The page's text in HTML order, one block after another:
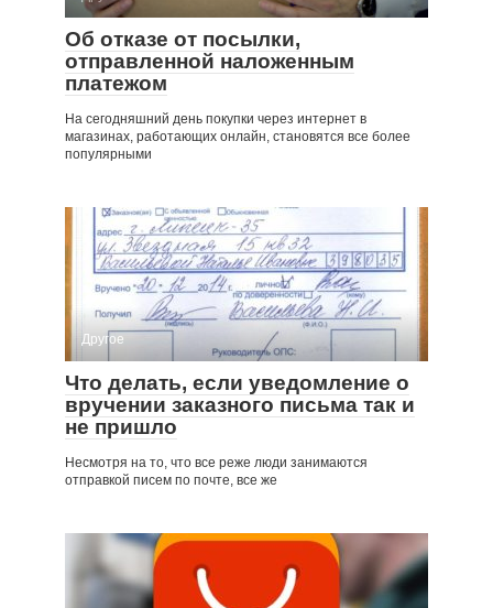
Об отказе от посылки,
отправленной наложенным
платежом
На сегодняшний день покупки через интернет в
магазинах, работающих онлайн, становятся все более
популярными
Другое
Что делать, если уведомление о
вручении заказного письма так и
не пришло
Несмотря на то, что все реже люди занимаются
отправкой писем по почте, все же